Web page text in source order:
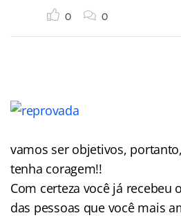
0 0
vamos ser objetivos,
tenha coragem!!
Com certeza você já recebeu
das pessoas que você mais